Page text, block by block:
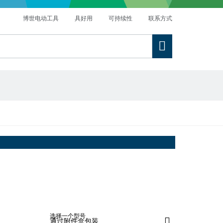
博世电动工具 具好用 可持续性 联系方式
选择一个型号